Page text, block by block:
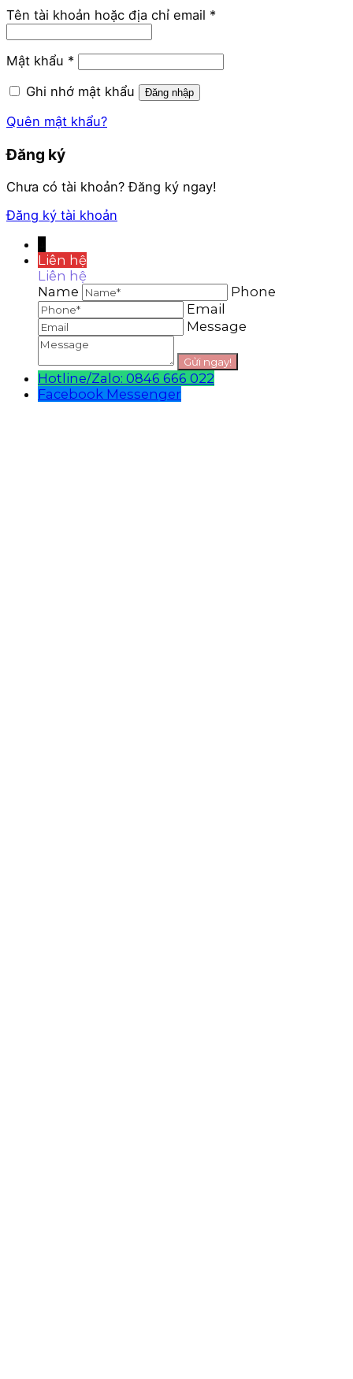
Tên tài khoản hoặc địa chỉ email *Bắt
Mật khẩu *Bắt
Ghi nhớ mật khẩu
Đăng nhập
Quên mật khẩu?
Đăng ký
Chưa có tài khoản? Đăng ký ngay!
Đăng ký tài khoản
Liên hệ
Liên hệ
Name
Phone
Email
Message
Hotline/Zalo: 0846 666 022
Facebook Messenger